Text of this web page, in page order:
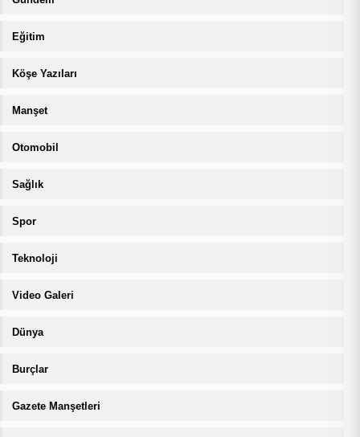
Eğitim
Köşe Yazıları
Manşet
Otomobil
Sağlık
Spor
Teknoloji
Video Galeri
Dünya
Burçlar
Gazete Manşetleri